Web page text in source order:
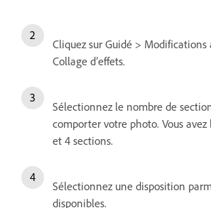
Cliquez sur Guidé > Modifications
Collage d’effets.
Sélectionnez le nombre de
comporter votre photo. Vous
et 4 sections.
Sélectionnez une disposition
disponibles.